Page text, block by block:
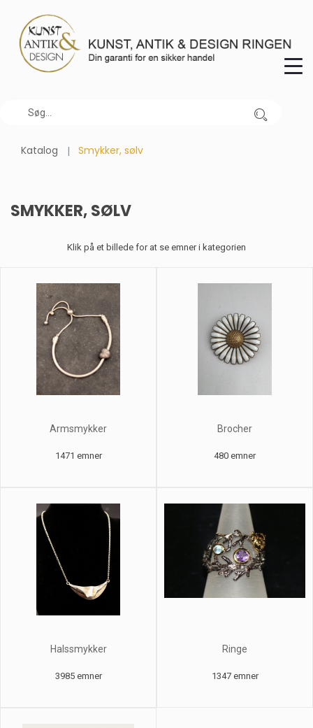
Katalog Smykker, sølv
SMYKKER, SØLV
Klik på et billede for at se emner i kategorien
Armsmykker
1471 emner
Brocher
480 emner
Halssmykker
3985 emner
Ringe
1347 emner